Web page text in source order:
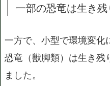
一部の恐竜は生き
一方で、小型で環境変化
恐竜（獣脚類）は生き残
ました。